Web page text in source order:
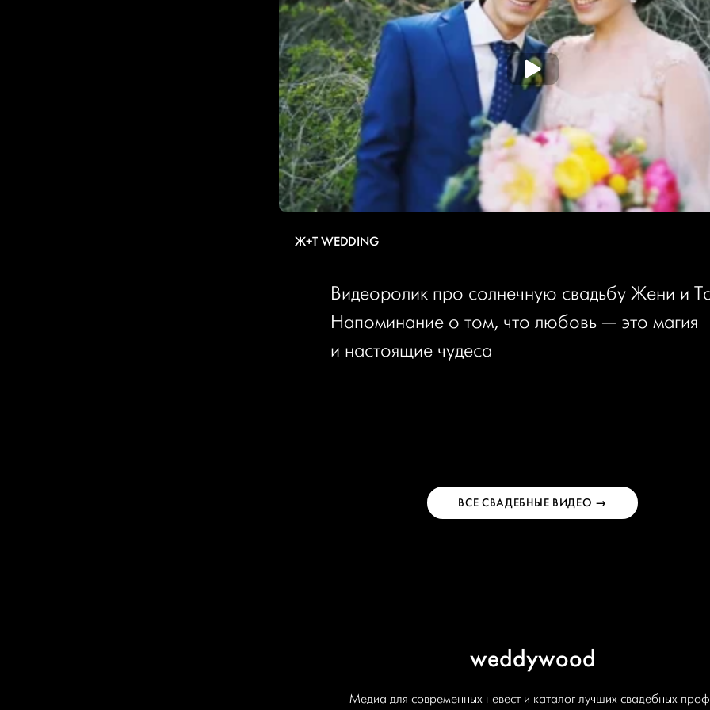
Ж+Т WEDDING
Видеоролик про солнечную свадьбу Жени и
Напоминание о том, что любовь — это магия
и настоящие чудеса
ВСЕ СВАДЕБНЫЕ ВИДЕО →
weddywood
Медиа для современных невест и каталог лучших свадебных